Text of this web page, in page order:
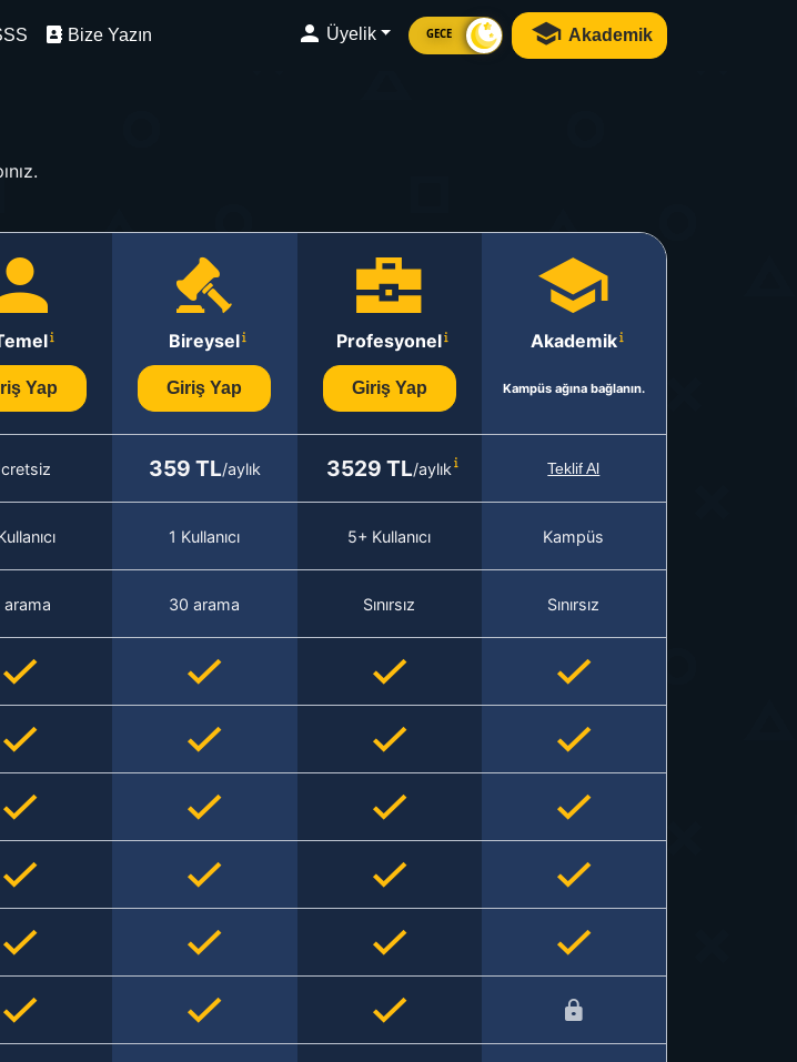
Bize Yazın Üyelik GECE Akademik
Yap
Bireysel
Giriş Yap
Profesyonel
Giriş Yap
Akademik
Kampüs ağına bağlanın.
359 TL/aylık 3529 TL/aylık Teklif Al
1 Kullanıcı 5+ Kullanıcı Kampüs
arama 30 arama Sınırsız Sınırsız